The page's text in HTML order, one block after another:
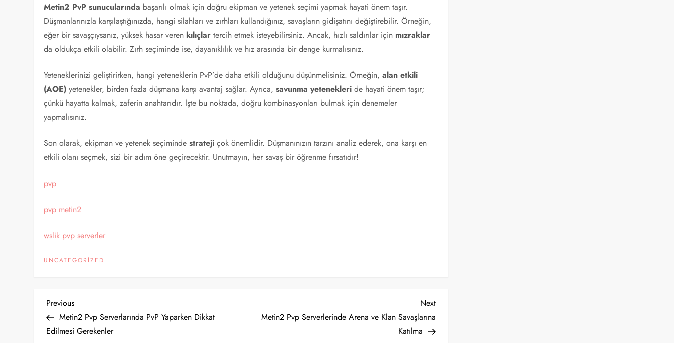
Metin2 PvP sunucularında başarılı olmak için doğru ekipman ve yetenek seçimi yapmak hayati önem taşır.
Düşmanlarınızla karşılaştığınızda, hangi silahları ve zırhları kullandığınız, savaşların gidişatını değiştirebilir. Örneğin,
eğer bir savaşçıysanız, yüksek hasar veren kılıçlar tercih etmek isteyebilirsiniz. Ancak, hızlı saldırılar için mızraklar
da oldukça etkili olabilir. Zırh seçiminde ise, dayanıklılık ve hız arasında bir denge kurmalısınız.
Yeteneklerinizi geliştirirken, hangi yeteneklerin PvP’de daha etkili olduğunu düşünmelisiniz. Örneğin,alan etkili
(AOE) yetenekler, birden fazla düşmana karşı avantaj sağlar. Ayrıca,savunma yetenekleri de hayati önem taşır;
çünkü hayatta kalmak, zaferin anahtarıdır. İşte bu noktada, doğru kombinasyonları bulmak için denemeler
yapmalısınız.
Son olarak, ekipman ve yetenek seçimindestrateji çok önemlidir. Düşmanınızın tarzını analiz ederek, ona karşı en
etkili olanı seçmek, sizi bir adım öne geçirecektir. Unutmayın, her savaş bir öğrenme fırsatıdır!
pvp
pvp metin2
wslik pvp serverler
UNCATEGORIZED
Y
a
Previous
Post
Previous
Metin2 Pvp Serverlarında PvP Yaparken Dikkat
Edilmesi Gerekenler
Next
Post
Next
Metin2 Pvp Serverlerinde Arena ve Klan Savaşlarına
Katılma